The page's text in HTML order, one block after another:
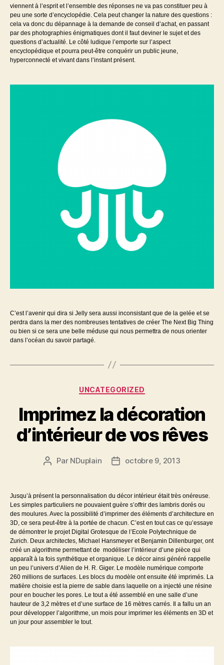
viennent à l’esprit et l’ensemble des réponses ne va pas constituer peu à
peu une sorte d’encyclopédie. Cela peut changer la nature des questions :
cela va donc du dépannage à la demande de conseil d’achat, en passant
par des photographies énigmatiques dont il faut deviner le sujet et des
questions d’actualité. Le côté ludique l’emporte sur l’aspect
encyclopédique et pourra peut-être conquérir un public jeune,
hyperconnecté et vivant dans l’instant présent.
C’est l’avenir qui dira si Jelly sera aussi inconsistant que de la gelée et se
perdra dans la mer des nombreuses tentatives de créer The Next Big Thing
ou bien si ce sera une belle méduse qui nous permettra de nous orienter
dans l’océan du savoir partagé.
Catégories
UNCATEGORIZED
Imprimez la décoration
d’intérieur de vos rêves
Auteur
Par NDuplain
Dateoctobre 9, 2013
Jusqu’à présent la personnalisation du décor intérieur était très onéreuse.
Les simples particuliers ne pouvaient guère s’offrir des lambris dorés ou
des moulures. Avec la possibilité d’imprimer des éléments d’architecture en
3D, ce sera peut-être à la portée de chacun. C’est en tout cas ce qu’essaye
de démontrer le projet Digital Grotesque de l’Ecole Polytechnique de
Zurich. Deux architectes, Michael Hansmeyer et Benjamin Dillenburger, ont
créé un algorithme permettant de modéliser l’intérieur d’une pièce qui
apparaît à la fois synthétique et organique. Le décor ainsi généré rappelle
un peu l’univers d’Alien de H. R. Giger. Le modèle numérique comporte
260 millions de surfaces. Les blocs du modèle ont ensuite été imprimés. La
matière choisie est la pierre de sable dans laquelle on a injecté une résine
pour en boucher les pores. Le tout a été assemblé en une salle d’une
hauteur de 3,2 mètres et d’une surface de 16 mètres carrés. Il a fallu un an
pour développer l’algorithme, un mois pour imprimer les éléments en 3D et
un jour pour assembler le tout.